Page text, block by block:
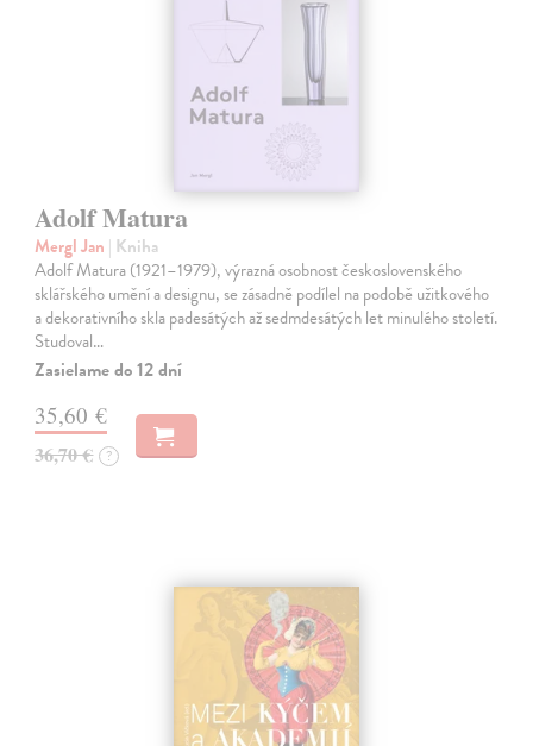
Adolf Matura
Mergl Jan | Kniha
Adolf Matura (1921–1979), výrazná osobnost československého
sklářského umění a designu, se zásadně podílel na podobě užitkového
a dekorativního skla padesátých až sedmdesátých let minulého století.
Studoval…
Zasielame do 12 dní
35,60 €
36,70 € ?